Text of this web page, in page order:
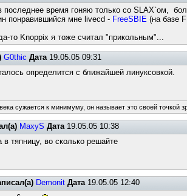
последнее время гоняю только со SLAX`ом,
понравившийся мне livecd - FreeSBIE(на базе
то Knoppix я тоже считал "прикольным"...
G0thic Дата19.05.05 09:31
определится с ближайшей линуксовкой.
сужается к минимуму, он называет это своей точкой
MaxyS Дата19.05.05 10:38
в тяпницу, во сколько решайте
Demonit Дата19.05.05 12:40